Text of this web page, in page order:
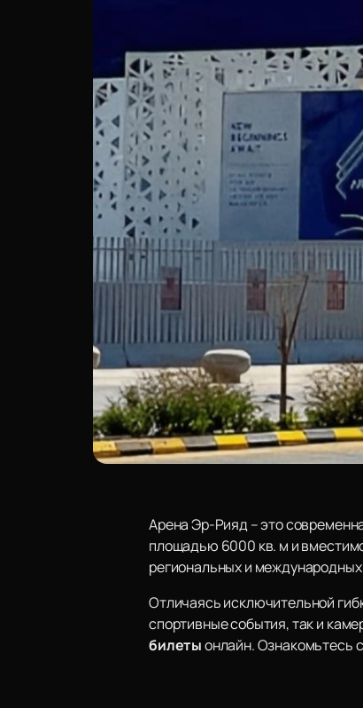
Арена Эр-Рияд – это
площадью 6000 кв. м и
региональных и
Отличаясь исключительной
спортивные события, так и
билетыонлайн. Ознакомьтесь